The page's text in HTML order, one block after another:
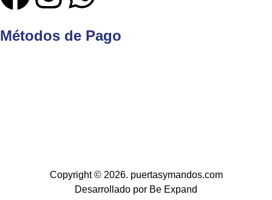
Métodos de Pago
Copyright © 2026. puertasymandos.com
Desarrollado por Be Expand